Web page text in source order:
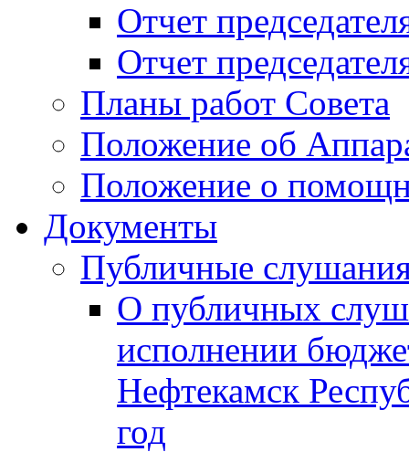
Отчет
Отчет
Планы работ Совета
Положение об
Положение о
Документы
Публичные
О публичных
исполнении
Нефтекамск
год